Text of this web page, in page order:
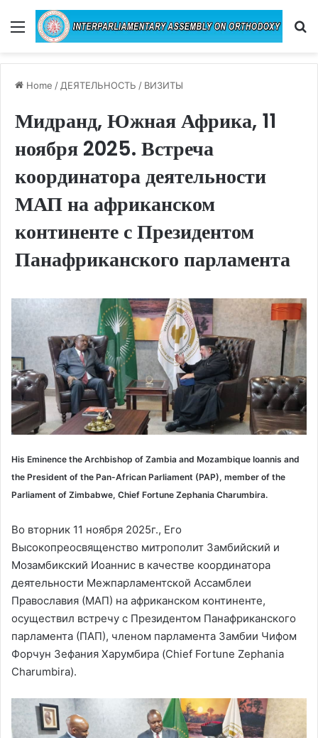
Menu
Home / ДЕЯТЕЛЬНОСТЬ / ВИЗИТЫ
Мидранд, Южная Африка, 11
ноября 2025. Встреча
координатора деятельности
МАП на африканском
континенте с Президентом
Панафриканского парламента
His Eminence the Archbishop of Zambia and Mozambique Ioannis and
the President of the Pan-African Parliament (PAP), member of the
Parliament of Zimbabwe, Chief Fortune Zephania Charumbira.
Во вторник 11 ноября 2025г., Его
Высокопреосвященство митрополит Замбийский и
Мозамбикский Иоаннис в качестве координатора
деятельности Межпарламентской Ассамблеи
Православия (МАП) на африканском континенте,
осуществил встречу с Президентом Панафриканского
парламента (ПАП), членом парламента Замбии Чифом
Форчун Зефания Харумбира (Chief Fortune Zephania
Charumbira).